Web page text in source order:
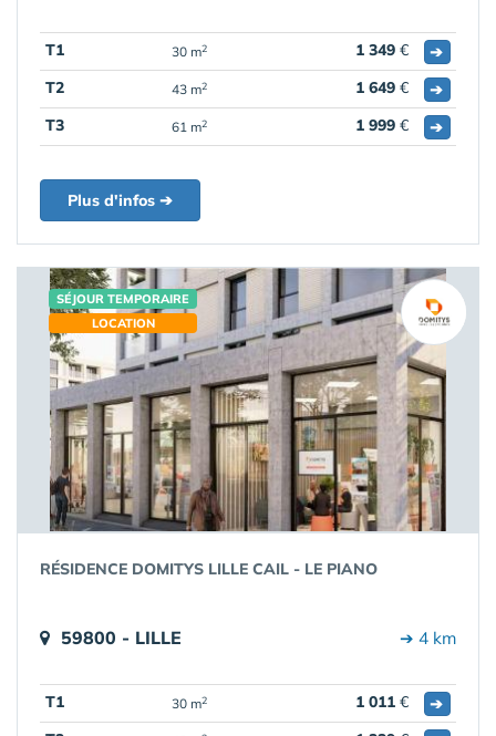
T1 30 m2 1 349 €
➔
T2
43 m2 1 649 €
➔
T3
61 m2 1 999 € ➔
Plus d'infos ➔
SÉJOUR TEMPORAIRE
LOCATION
RÉSIDENCE DOMITYS LILLE CAIL - LE PIANO
59800 - LILLE ➔ 4 km
T1 30 m2 1 011 €
➔